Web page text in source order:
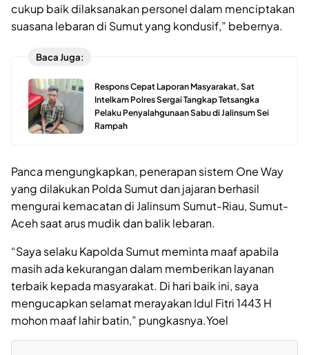
cukup baik dilaksanakan personel dalam menciptakan
suasana lebaran di Sumut yang kondusif,” bebernya.
Baca Juga:
Respons Cepat Laporan Masyarakat, Sat
Intelkam Polres Sergai Tangkap Tetsangka
Pelaku Penyalahgunaan Sabu di Jalinsum Sei
Rampah
Panca mengungkapkan, penerapan sistem One Way
yang dilakukan Polda Sumut dan jajaran berhasil
mengurai kemacatan di Jalinsum Sumut-Riau, Sumut-
Aceh saat arus mudik dan balik lebaran.
“Saya selaku Kapolda Sumut meminta maaf apabila
masih ada kekurangan dalam memberikan layanan
terbaik kepada masyarakat. Di hari baik ini, saya
mengucapkan selamat merayakan Idul Fitri 1443 H
mohon maaf lahir batin,” pungkasnya.Yoel